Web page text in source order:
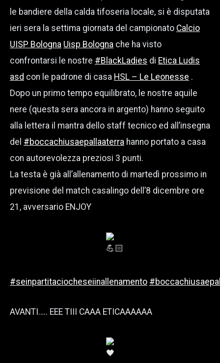
le bandiere della calda tifoseria locale, si è disputata
ieri sera la settima giornata del campionato Calcio
UISP Bologna Uisp Bologna che ha visto
confrontarsi le nostre #BlackLadies di Etica Ludis
asd con le padrone di casa HSL – Le Leonesse .
Dopo un primo tempo equilibrato, le nostre aquile
nere (questa sera ancora in argento) hanno seguito
alla lettera il mantra dello staff tecnico ed all’insegna
del #boccachiusaepallaaterra hanno portato a casa
con autorevolezza preziosi 3 punti.
La testa è già all’allenamento di martedì prossimo in
previsione del match casalingo dell’8 dicembre ore
21, avversario ENJOY
#seinpartitaciocheseiinallenamento
AVANTI….. EEE TIII CAAA ETICAAAAAA